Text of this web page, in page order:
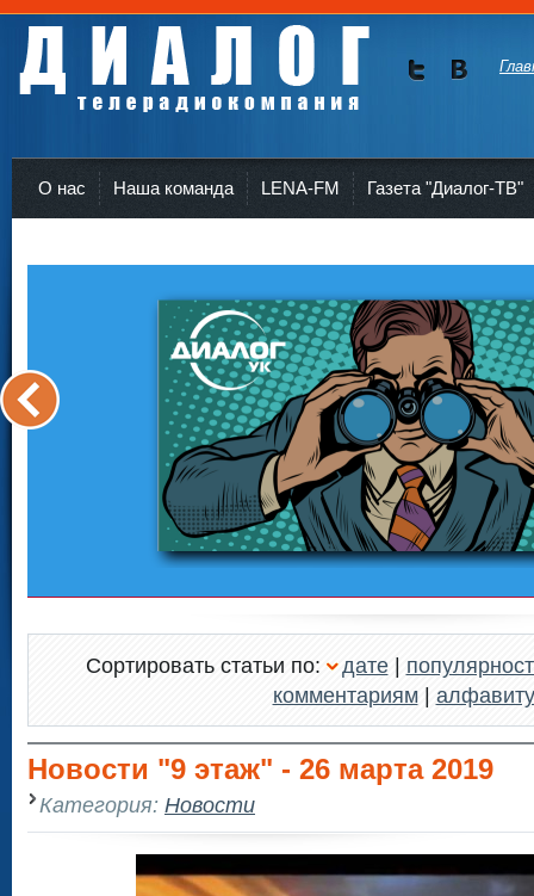
О нас Наша команда LENA-FM Газета "Диалог-ТВ"
Сортировать статьи по: дате|
комментариям| алфавиту
Новости "9 этаж" - 26 марта 2019
Категория: Новости